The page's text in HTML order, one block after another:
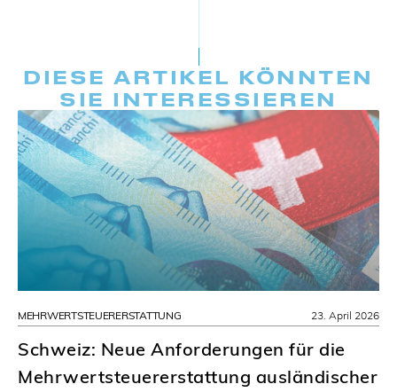
DIESE ARTIKEL KÖNNTEN
SIE INTERESSIEREN
MEHRWERTSTEUERERSTATTUNG
Schweiz: Neue Anforderungen für die
Mehrwertsteuererstattung ausländischer
23. April 2026